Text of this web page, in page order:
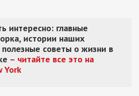
интересно: главные
истории наших
советы о жизни в
– читайте все это на
York